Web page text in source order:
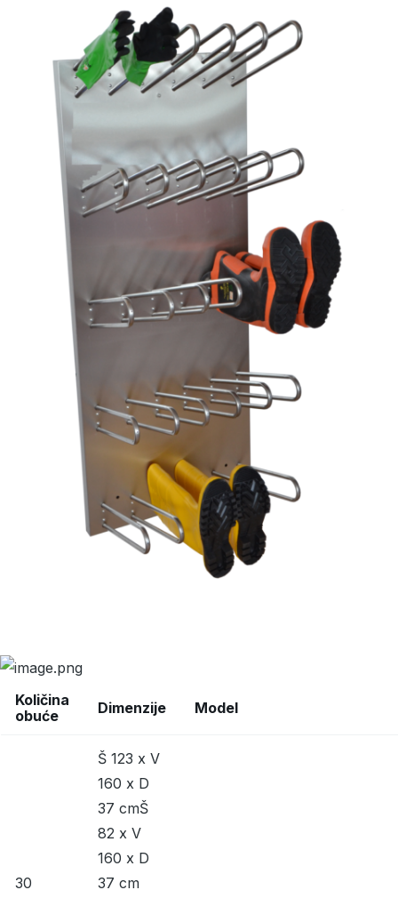
Količina
obuće
Dimenzije Model
30
Š 123 x V
160 x D
37 cmŠ
82 x V
160 x D
37 cm